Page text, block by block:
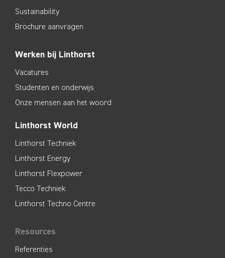
Sustainability
Brochure aanvragen
Werken bij Linthorst
Vacatures
Studenten en onderwijs
Onze mensen aan het woord
Linthorst World
Linthorst Techniek
Linthorst Energy
Linthorst Flexpower
Tecco Techniek
Linthorst Techno Centre
Resources
Referenties